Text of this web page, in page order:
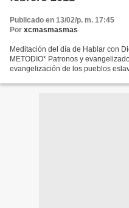
Publicado en 13/02/p. m. 17:45
Por xcmasmasmas
Meditación del día de Hablar con
METODIO* Patronos y
evangelización de los pueblos